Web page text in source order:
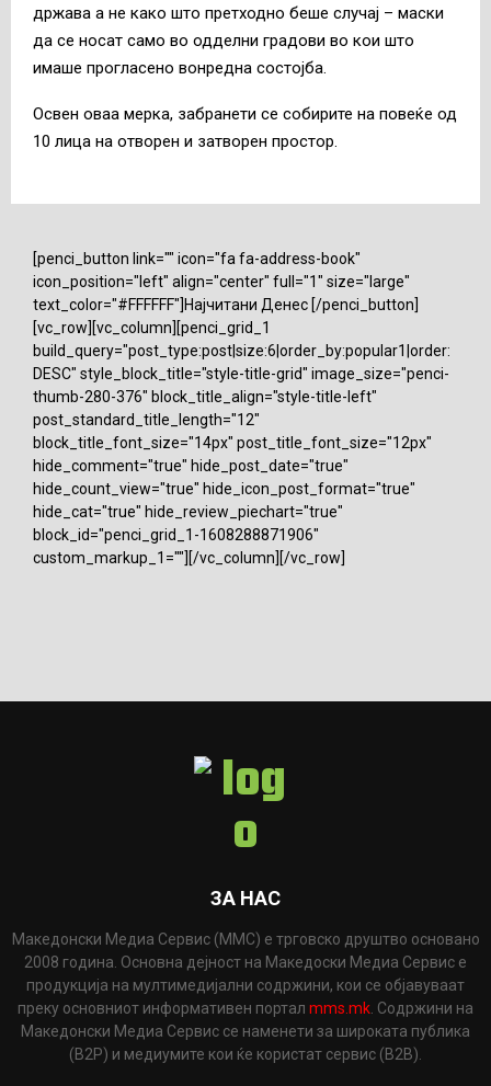
држава а не како што претходно беше случај – маски
да се носат само во одделни градови во кои што
имаше прогласено вонредна состојба.
Освен оваа мерка, забранети се собирите на повеќе од
10 лица на отворен и затворен простор.
[penci_button link="" icon="fa fa-address-book"
icon_position="left" align="center" full="1" size="large"
text_color="#FFFFFF"]Најчитани Денес [/penci_button]
[vc_row][vc_column][penci_grid_1
build_query="post_type:post|size:6|order_by:popular1|order:
DESC" style_block_title="style-title-grid" image_size="penci-
thumb-280-376" block_title_align="style-title-left"
post_standard_title_length="12"
block_title_font_size="14px" post_title_font_size="12px"
hide_comment="true" hide_post_date="true"
hide_count_view="true" hide_icon_post_format="true"
hide_cat="true" hide_review_piechart="true"
block_id="penci_grid_1-1608288871906"
custom_markup_1=""][/vc_column][/vc_row]
ЗА НАС
Македонски Медиа Сервис (ММС) е трговско друштво основано
2008 година. Основна дејност на Македоски Медиа Сервис е
продукција на мултимедијални содржини, кои се објавуваат
преку основниот информативен портал mms.mk. Содржини на
Македонски Медиа Сервис се наменети за широката публика
(B2P) и медиумите кои ќе користат сервис (B2B).